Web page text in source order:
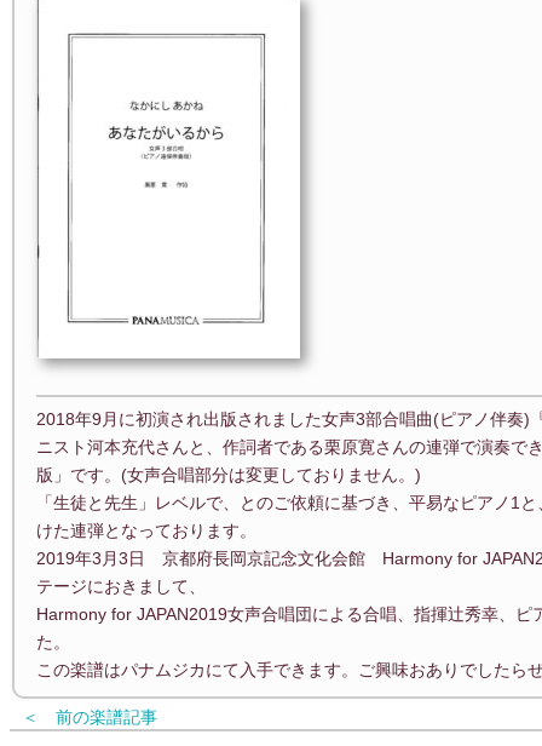
2018年9月に初演され出版されました女声3部合唱曲(ピアノ伴奏)
ニスト河本充代さんと、作詞者である栗原寛さんの連弾で演奏で
版」です。(女声合唱部分は変更しておりません。)
「生徒と先生」レベルで、とのご依頼に基づき、平易なピアノ1
けた連弾となっております。
2019年3月3日 京都府長岡京記念文化会館 Harmony for
テージにおきまして、
Harmony for JAPAN2019女声合唱団による合唱、指揮辻秀幸、
た。
この楽譜はパナムジカにて入手できます。ご興味おありでしたら
＜ 前の楽譜記事